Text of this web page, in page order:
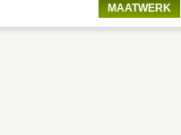
MAATWERK